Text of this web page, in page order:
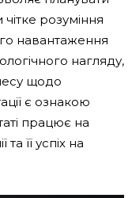
розуміння
навантаження
нагляду,
щодо
є ознакою
працює на
її успіх на